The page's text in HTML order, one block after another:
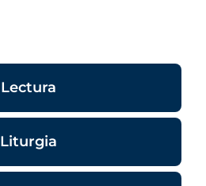
Lectura
Liturgia